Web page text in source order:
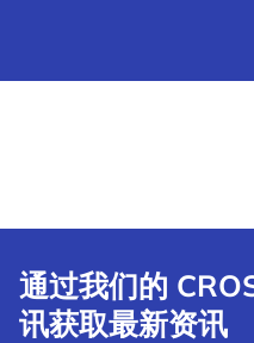
通过我们的
讯获取最新资讯